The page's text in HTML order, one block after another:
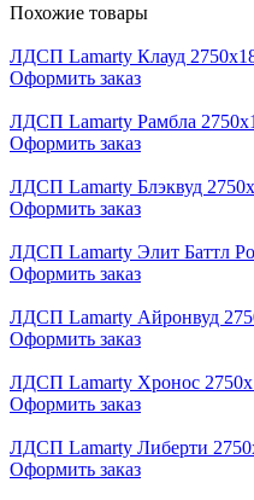
Похожие товары
ЛДСП Lamarty Клауд
Оформить заказ
ЛДСП Lamarty Рамбла
Оформить заказ
ЛДСП Lamarty Блэквуд
Оформить заказ
ЛДСП Lamarty Элит Баттл
Оформить заказ
ЛДСП Lamarty Айронвуд
Оформить заказ
ЛДСП Lamarty Хронос
Оформить заказ
ЛДСП Lamarty Либерти
Оформить заказ